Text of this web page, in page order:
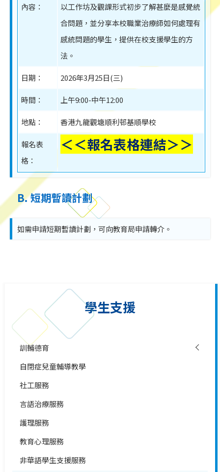
內容：
以工作坊及觀課形式初步了解甚麼是感覺統
合問題，並分享本校職業治療師如何處理有
感統問題的學生，提供在校支援學生的方
法。
日期： 2026年3月25日(三)
時間： 上午9:00-中午12:00
地點： 香港九龍觀塘順利邨基順學校
報名表
格：
＜＜報名表格連結＞＞
B. 短期暫讀計劃
如需申請短期暫讀計劃，可向教育局申請轉介。
學生支援
訓輔德育
自閉症兒童輔導教學
社工服務
言語治療服務
護理服務
教育心理服務
非華語學生支援服務